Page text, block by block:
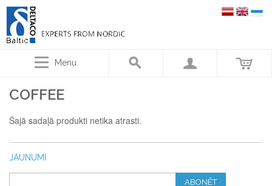
Menu
COFFEE
Šajā sadaļā produkti netika atrasti.
JAUNUMI
ABONĒT